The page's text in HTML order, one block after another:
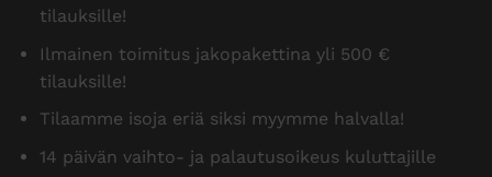
tilauksille!
Ilmainen toimitus jakopakettina yli 500 €
tilauksille!
Tilaamme isoja eriä siksi myymme halvalla!
14 päivän vaihto- ja palautusoikeus kuluttajille